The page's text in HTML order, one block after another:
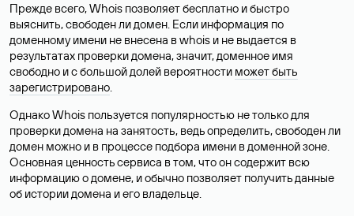
Прежде всего, Whois позволяет бесплатно и быстро
выяснить, свободен ли домен. Если информация по
доменному имени не внесена в whois и не выдается в
результатах проверки домена, значит, доменное имя
свободно и с большой долей вероятности может быть
зарегистрировано.
Однако Whois пользуется популярностью не только для
проверки домена на занятость, ведь определить, свободен ли
домен можно и в процессе подбора имени в доменной зоне.
Основная ценность сервиса в том, что он содержит всю
информацию о домене, и обычно позволяет получить данные
об истории домена и его владельце.